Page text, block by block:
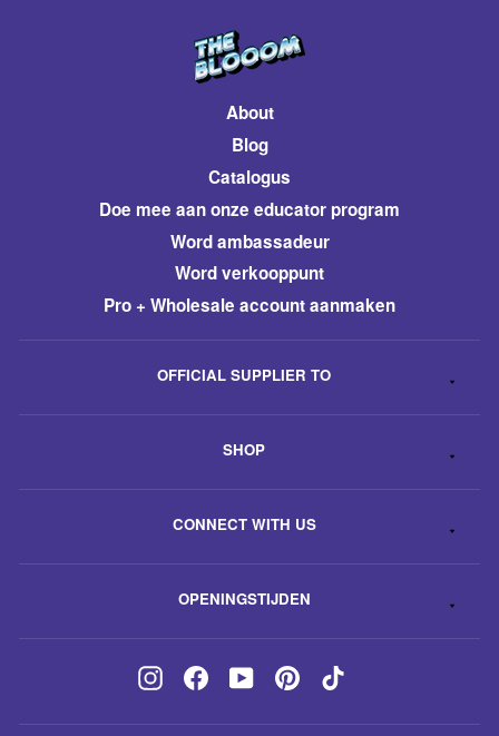
About
Blog
Catalogus
​Doe mee aan onze educator program
Word ambassadeur
​Word verkooppunt
Pro + Wholesale account aanmaken
OFFICIAL SUPPLIER TO
SHOP
CONNECT WITH US
OPENINGSTIJDEN
InstagramFacebook
YouTubePinterestTikTok